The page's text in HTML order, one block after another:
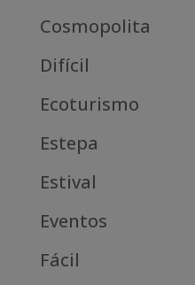
Cosmopolita
Difícil
Ecoturismo
Estepa
Estival
Eventos
Fácil